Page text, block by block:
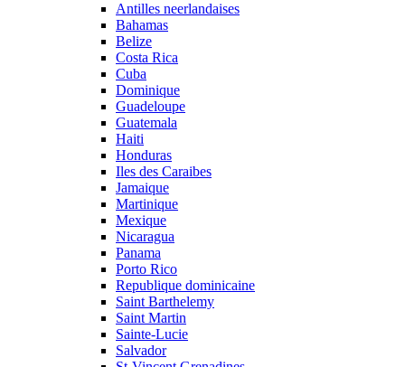
Antilles neerlandaises
Bahamas
Belize
Costa Rica
Cuba
Dominique
Guadeloupe
Guatemala
Haiti
Honduras
Iles des Caraibes
Jamaique
Martinique
Mexique
Nicaragua
Panama
Porto Rico
Republique dominicaine
Saint Barthelemy
Saint Martin
Sainte-Lucie
Salvador